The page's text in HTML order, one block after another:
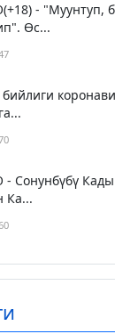
- "Муунтуп,
Өс...
Сонунбүбү
Ка...